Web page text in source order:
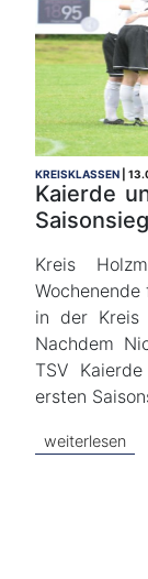
KREISKLASSEN
Kaierde
Saisonsieg
Kreis
in der Kreis
Nachdem
TSV
ersten
weiterlesen